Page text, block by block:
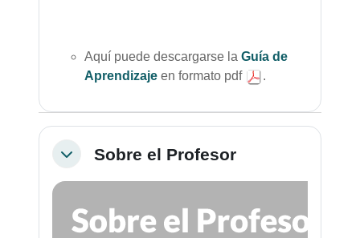
Aquí puede descargarse la Guía de
Aprendizaje en formato pdf .
ColapsarSobre el Profesor